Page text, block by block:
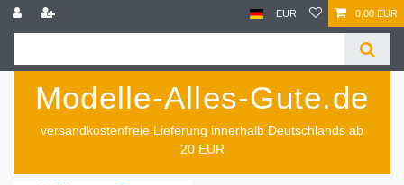
EUR 0,00 EUR
Modelle-Alles-Gute.de
versandkostenfreie Lieferung innerhalb Deutschlands ab
20 EUR